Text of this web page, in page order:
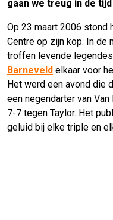
gaan we treug in de
Op 23 maart 2006 stond
Centre op zijn kop. In de
troffen levende legendes
Barneveld elkaar voor
Het werd een avond die
een negendarter van
7-7 tegen Taylor. Het
geluid bij elke triple en